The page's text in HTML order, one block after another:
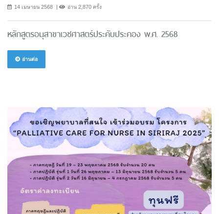
14 เมษายน 2568 อ่าน 2,870 ครั้ง
หลักสูตรอนุสาขาเวชศาสตร์ประคับประคอง พ.ศ. 2568
อ่านต่อ